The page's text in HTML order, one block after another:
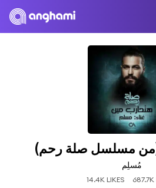
مسلسل صلة رحم)
مُسلِم
14.4K LIKES 687.7K